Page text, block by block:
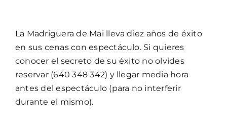
La Madriguera de Mai lleva diez años de éxito
en sus cenas con espectáculo. Si quieres
conocer el secreto de su éxito no olvides
reservar (640 348 342) y llegar media hora
antes del espectáculo (para no interferir
durante el mismo).